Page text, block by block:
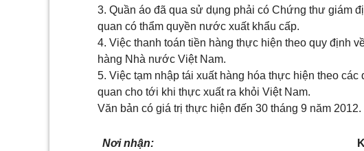
3. Quần áo đã qua sử dụng phải có Chứng thư giám
quan có thẩm quyền nước xuất khẩu cấp.
4. Việc thanh toán tiền hàng thực hiện theo quy định
hàng Nhà nước Việt Nam.
5. Việc tạm nhập tái xuất hàng hóa thực hiện theo
quan cho tới khi thực xuất ra khỏi Việt Nam.
Văn bản có giá trị thực hiện đến 30 tháng 9 năm 2012.
Nơi nhận: